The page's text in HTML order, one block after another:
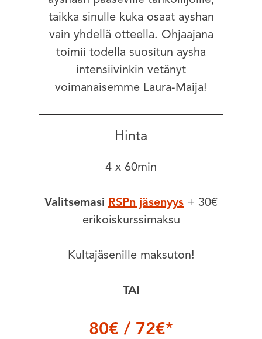
taikka sinulle kuka osaat ayshan
vain yhdellä otteella. Ohjaajana
toimii todella suositun aysha
intensiivinkin vetänyt
voimanaisemme Laura-Maija!
Hinta
4 x 60min
Valitsemasi RSPn jäsenyys + 30€
erikoiskurssimaksu
Kultajäsenille maksuton!
TAI
80€ / 72€*